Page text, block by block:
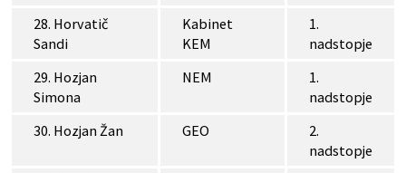
28. Horvatič
Sandi
Kabinet
KEM
1.
nadstopje
29. Hozjan
Simona
NEM
1.
nadstopje
30. Hozjan Žan
GEO
2.
nadstopje